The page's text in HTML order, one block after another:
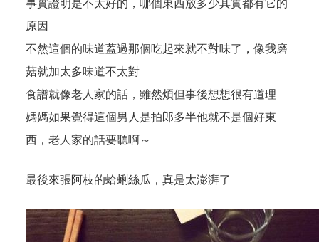
事實證明是不太好的，哪個東西放多少其實都有它的
原因
不然這個的味道蓋過那個吃起來就不對味了，像我磨
菇就加太多味道不太對
食譜就像老人家的話，雖然煩但事後想想很有道理
媽媽如果覺得這個男人是拍郎多半他就不是個好東
西，老人家的話要聽啊～
最後來張阿枝的蛤蜊絲瓜，真是太澎湃了